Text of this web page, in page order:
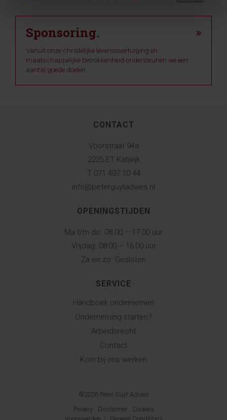
Sponsoring. »
Vanuit onze christelijke levensovertuiging en
maatschappelijke betrokkenheid ondersteunen we een
aantal goede doelen.
CONTACT
Voorstraat 94a
2225 ET Katwijk
T 071 407 10 44
info@peterguytadvies.nl
OPENINGSTIJDEN
Ma t/m do: 08.00 – 17.00 uur
Vrijdag: 08:00 – 16:00 uur
Za en zo: Gesloten
SERVICE
Handboek ondernemen
Onderneming starten?
Arbeidsrecht
Contact
Kom bij ons werken
©2026 Peter Guyt Advies
Privacy
Disclaimer
Cookies